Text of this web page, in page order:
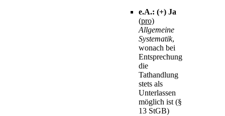
e.A.: (+) Ja
(pro)
Allgemeine
Systematik,
wonach bei
Entsprechung
die
Tathandlung
stets als
Unterlassen
möglich ist (§
13 StGB)